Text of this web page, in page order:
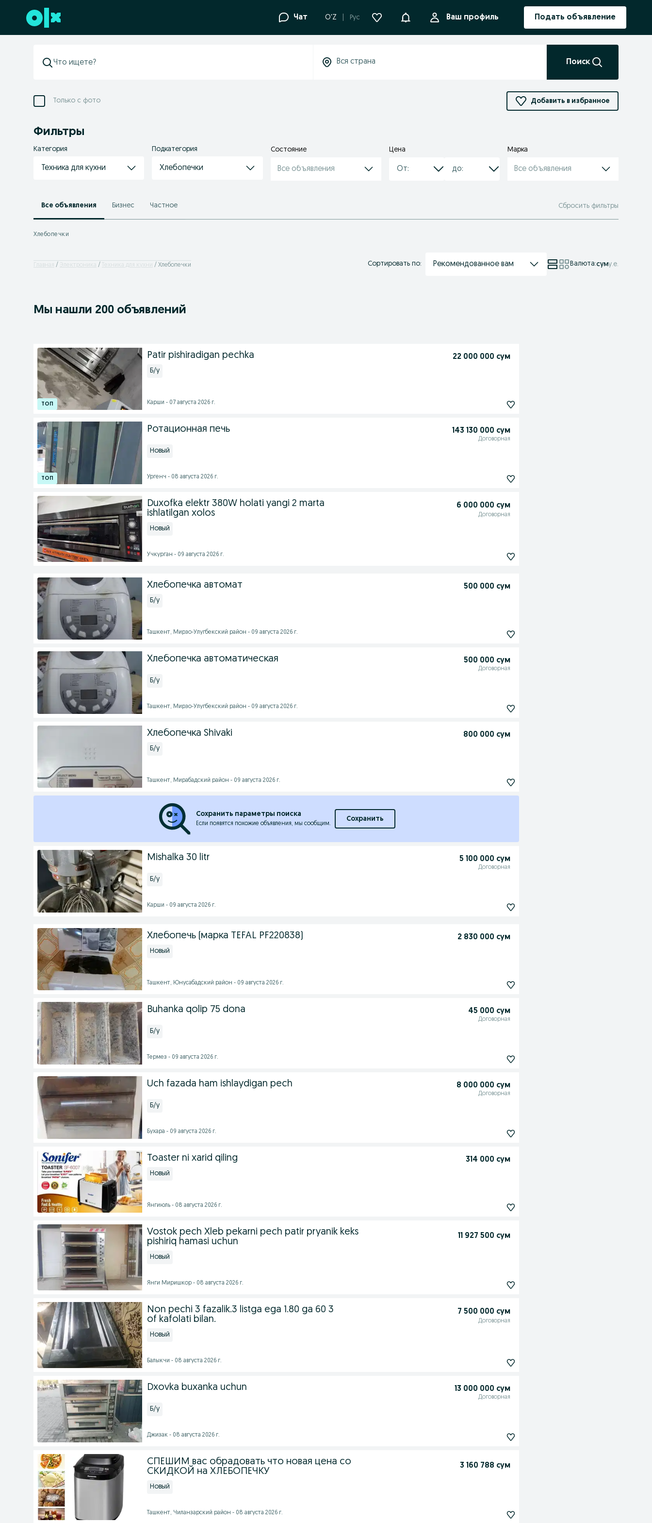
Перейти к нижнему колонтитулу Чат O'Z Рус УведомленияВаш профиль Подать объявление
Поиск
Только с фото Добавить в избранное
Фильтры
Категория
Техника для кухни
Подкатегория
Хлебопечки
Состояние
Все объявления
Цена Марка
Все объявления
Все объявления Бизнес Частное Сбросить фильтры
Хлебопечки
Главная Электроника Техника для кухни Хлебопечки Сортировать по: Рекомендованное вам Валюта:суму.е.
Мы нашли 200 объявлений
Patir pishiradigan pechka 22 000 000 сум
Б/у
Карши - 07 августа 2026 г.
Ротационная печь 143 130 000 сум
Договорная
Новый
Ургенч - 08 августа 2026 г.
Duxofka elektr 380W holati yangi 2 marta
ishlatilgan xolos
6 000 000 сум
Договорная
Новый
Учкурган - 09 августа 2026 г.
Хлебопечка автомат 500 000 сум
Б/у
Ташкент, Мирзо-Улугбекский район - 09 августа 2026 г.
Хлебопечка автоматическая 500 000 сум
Договорная
Б/у
Ташкент, Мирзо-Улугбекский район - 09 августа 2026 г.
Хлебопечка Shivaki 800 000 сум
Б/у
Ташкент, Мирабадский район - 09 августа 2026 г.
Сохранить параметры поиска
Если появятся похожие объявления, мы сообщим.
Сохранить
Mishalka 30 litr 5 100 000 сум
Договорная
Б/у
Карши - 09 августа 2026 г.
Хлебопечь (марка TEFAL PF220838) 2 830 000 сум
Новый
Ташкент, Юнусабадский район - 09 августа 2026 г.
Buhanka qolip 75 dona 45 000 сум
Договорная
Б/у
Термез - 09 августа 2026 г.
Uch fazada ham ishlaydigan pech 8 000 000 сум
Договорная
Б/у
Бухара - 09 августа 2026 г.
Toaster ni xarid qiling 314 000 сум
Новый
Янгиюль - 08 августа 2026 г.
Vostok pech Xleb pekarni pech patir pryanik keks
pishiriq hamasi uchun
11 927 500 сум
Новый
Янги Миришкор - 08 августа 2026 г.
Non pechi 3 fazalik.3 listga ega 1.80 ga 60 3
of kafolati bilan.
7 500 000 сум
Договорная
Новый
Балыкчи - 08 августа 2026 г.
Dxovka buxanka uchun 13 000 000 сум
Договорная
Б/у
Джизак - 08 августа 2026 г.
СПЕШИМ вас обрадовать что новая цена со
СКИДКОЙ на ХЛЕБОПЕЧКУ
3 160 788 сум
Новый
Ташкент, Чиланзарский район - 08 августа 2026 г.